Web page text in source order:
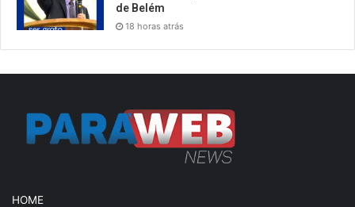
de Belém
18 horas atrás
HOME